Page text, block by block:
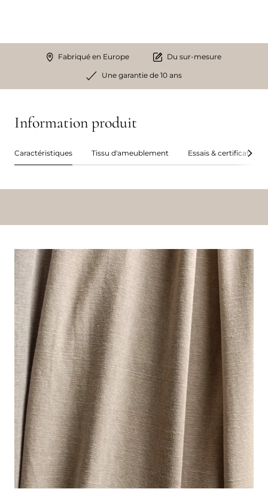
Fabriqué en Europe Du sur-mesure
Une garantie de 10 ans
Information produit
Caractéristiques Tissu d'ameublement Essais & certifications